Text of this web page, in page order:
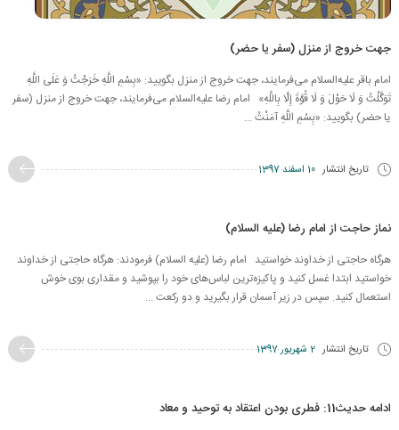
جهت خروج از منزل (سفر یا حضر)
امام باقر علیه‌السلام می‌فرمایند، جهت خروج از منزل بگویید: «بِسْمِ اللَّهِ خَرَجْتُ وَ عَلَى اللَّهِ
تَوَكَّلْتُ وَ لَا حَوْلَ وَ لَا قُوَّةَ إِلَّا بِاللَّهِ» امام رضا علیه‌السلام می‌فرمایند، جهت خروج از منزل (سفر
یا حضر) بگویید: «بِسْمِ اللَّهِ آمَنْتُ ...
تاریخ انتشار 10 اسفند 1397
نماز حاجت از امام رضا (علیه السلام)
هرگاه حاجتی از خداوند خواستید امام رضا‌ (علیه السلام) فرمودند: هرگاه حاجتی از خداوند
خواستید ابتدا غسل کنید و پاکیزه‌ترین لباس‌های خود را بپوشید و مقداری بوی خوش
استعمال کنید. سپس در زیر آسمان قرار بگیرید و دو رکعت ...
تاریخ انتشار 2 شهریور 1397
ادامه حدیث11: فطری بودن اعتقاد به توحید و معاد